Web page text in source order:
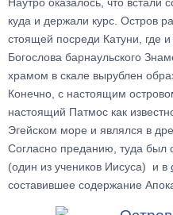
куда и держали курс. Остров
стоящей посреди Катуни, где
Богослова барнаульского
храмом в скале вырублен
Конечно, с настоящим
настоящий Патмос как
Эгейском море и являлся в
Согласно преданию, туда был
(один из учеников Иисуса) и в
составившее содержание